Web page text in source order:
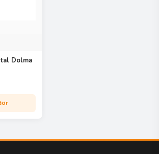
Dolma